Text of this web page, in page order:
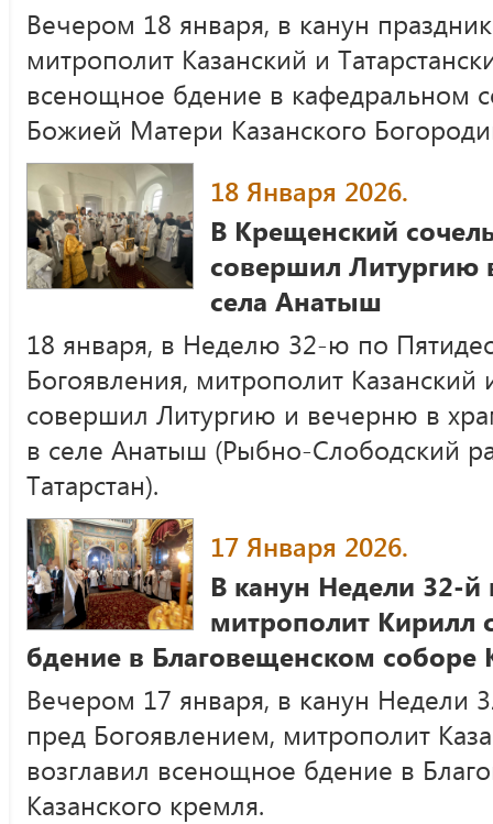
Вечером 18 января, в канун
митрополит Казанский и
всенощное бдение в кафедральном
Божией Матери Казанского
18 Января 2026.
В Крещенский
совершил Литургию
села Анатыш
18 января, в Неделю 32-ю по
Богоявления, митрополит Казанский
совершил Литургию и вечерню в
в селе Анатыш (Рыбно-Слободский
Татарстан).
17 Января 2026.
В канун Недели 32-й
митрополит Кирилл
бдение в Благовещенском соборе
Вечером 17 января, в канун Недели
пред Богоявлением, митрополит
возглавил всенощное бдение в
Казанского кремля.